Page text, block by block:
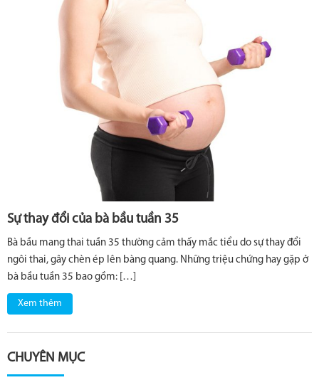
Sự thay đổi của bà bầu tuần 35
Bà bầu mang thai tuần 35 thường cảm thấy mắc tiểu do sự thay đổi
ngôi thai, gây chèn ép lên bàng quang. Những triệu chứng hay gặp ở
bà bầu tuần 35 bao gồm: […]
Xem thêm
CHUYÊN MỤC